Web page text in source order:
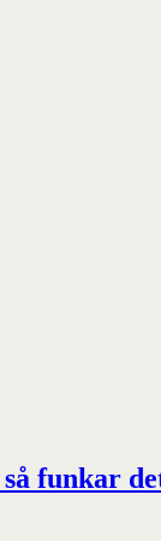
funkar